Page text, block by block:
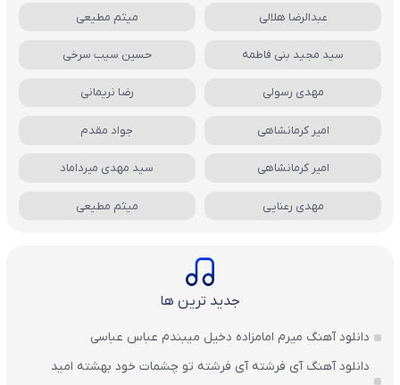
عبدالرضا هلالی میثم مطیعی
سید مجید بنی فاطمه حسین سیب سرخی
مهدی رسولی رضا نریمانی
امیر کرمانشاهی جواد مقدم
امیر کرمانشاهی سید مهدی میرداماد
مهدی رعنایی میثم مطیعی
جدید ترین ها
دانلود آهنگ میرم امامزاده دخیل میبندم عباس عباسی
دانلود آهنگ آی فرشته آی فرشته تو چشمات خود بهشته امید